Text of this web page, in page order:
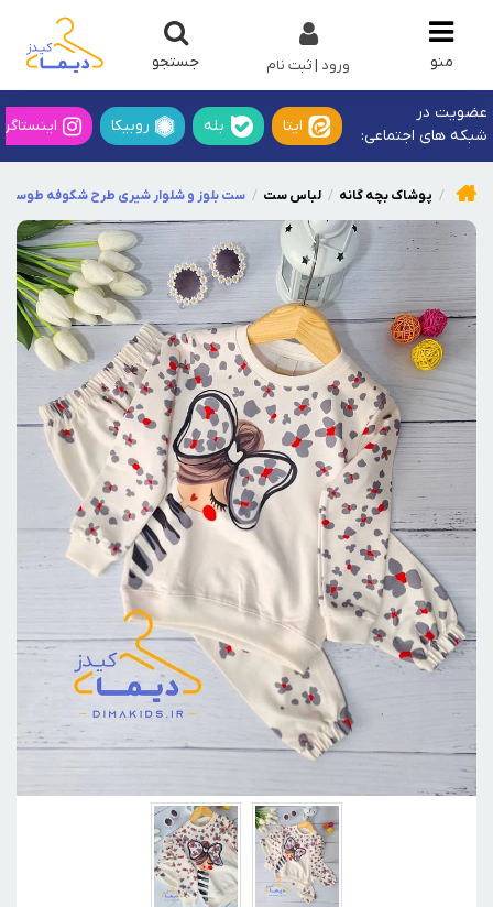
منو جستجو ورود | ثبت نام
عضویت در
شبکه های اجتماعی:
ایتا بله روبیکا
پوشاک بچه گانه لباس ست ست بلوز و شلوار شیری طرح شکوفه طوسی